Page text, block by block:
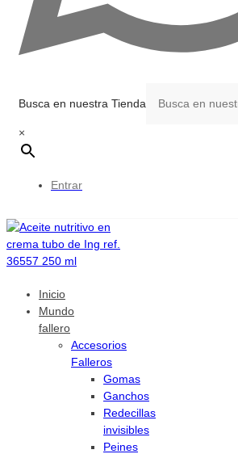
Busca en nuestra Tienda
×
Entrar
Inicio
Mundo
fallero
Accesorios
Falleros
Gomas
Ganchos
Redecillas
invisibles
Peines